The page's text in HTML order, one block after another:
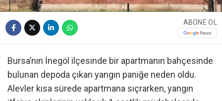
ABONE OL
Bursa’nın İnegöl ilçesinde bir apartmanın bahçesinde
bulunan depoda çıkan yangın paniğe neden oldu.
Alevler kısa sürede apartmana sıçrarken, yangın